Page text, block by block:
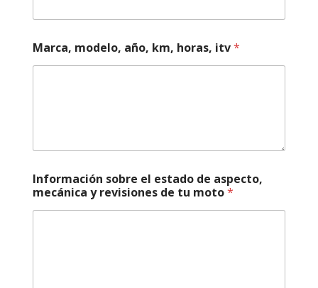
o
t
m
o
d
e
Marca, modelo, año, km, horas, itv*
Información sobre el estado de aspecto,
mecánica y revisiones de tu moto*